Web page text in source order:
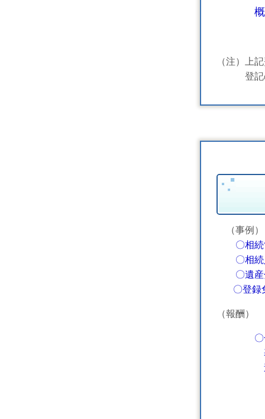
（注）上
登記の
（事例）
〇相
〇相続人
〇遺
〇登録免
（報酬）
基本
追加